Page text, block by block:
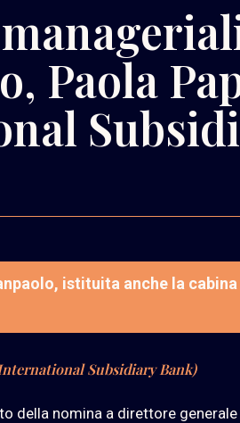
Paola
istituita anche la
Subsidiary Bank)
della nomina a direttore generale